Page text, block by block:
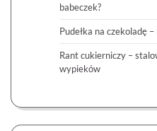
babeczek?
Pudełka na czekoladę
Rant cukierniczy –
wypieków